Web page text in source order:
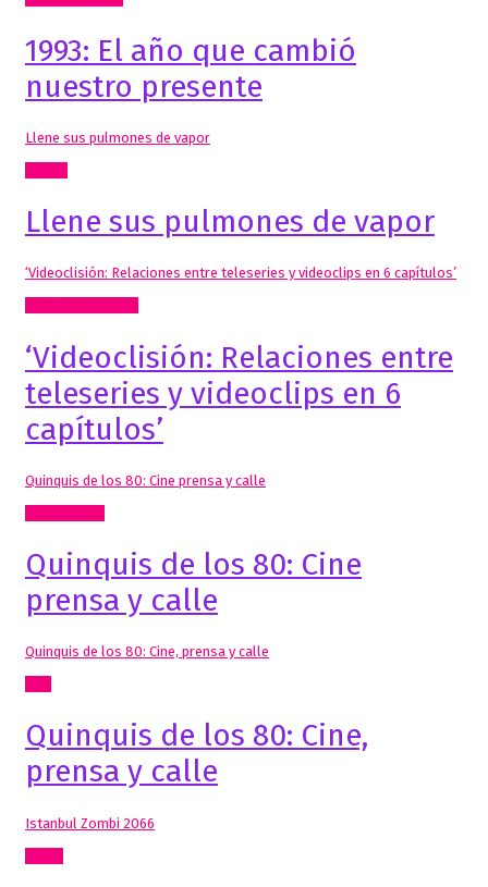
1993: El año que cambió
nuestro presente
Llene sus pulmones de vapor
Llene sus pulmones de vapor
‘Videoclisión: Relaciones entre teleseries y videoclips en 6 capítulos’
‘Videoclisión: Relaciones entre
teleseries y videoclips en 6
capítulos’
Quinquis de los 80: Cine prensa y calle
Quinquis de los 80: Cine
prensa y calle
Quinquis de los 80: Cine, prensa y calle
Quinquis de los 80: Cine,
prensa y calle
Istanbul Zombi 2066